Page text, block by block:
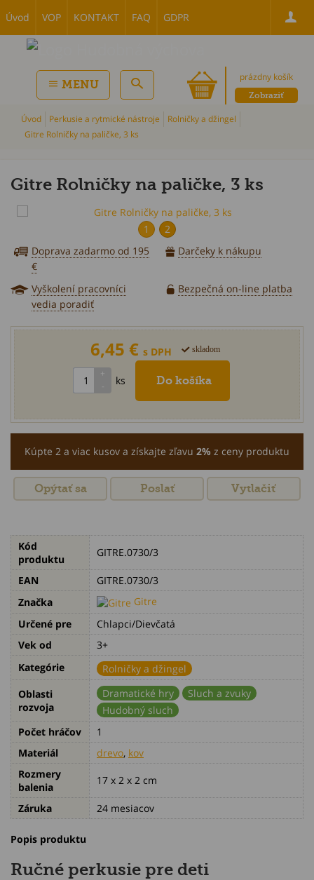
Úvod VOP KONTAKT FAQ GDPR
prázdny košík
Zobraziť
MENU
Úvod Perkusie a rytmické nástroje
Rolničky a džingel
Gitre Rolničky na paličke, 3 ks
Gitre Rolničky na paličke, 3 ks
1
2
Doprava zadarmo od 195
€
Darčeky k nákupu
Vyškolení pracovníci
vedia poradiť
Bezpečná on-line platba
6,45 € s DPH skladom
ks
Kúpte 2 a viac kusov a získajte zľavu 2% z ceny produktu
Opýtať sa Poslať Vytlačiť
Kód
produktu
GITRE.0730/3
EAN
GITRE.0730/3
Značka
Gitre
Určené pre
Chlapci/Dievčatá
Vek od
3+
Kategórie
Rolničky a džingel
Oblasti
rozvoja
Dramatické hry
Sluch a zvuky
Hudobný sluch
Počet hráčov
1
Materiál
drevo, kov
Rozmery
balenia
17 x 2 x 2 cm
Záruka 24 mesiacov
Popis produktu
Ručné perkusie pre deti